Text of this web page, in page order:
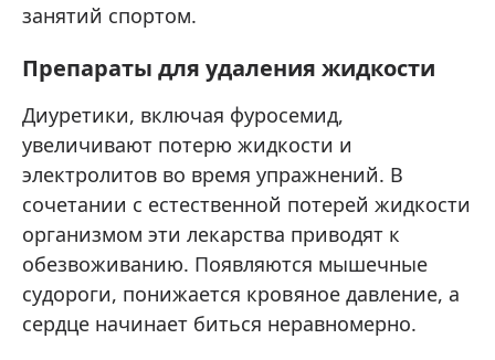
занятий спортом.
Препараты для удаления жидкости
Диуретики, включая фуросемид,
увеличивают потерю жидкости и
электролитов во время упражнений. В
сочетании с естественной потерей жидкости
организмом эти лекарства приводят к
обезвоживанию. Появляются мышечные
судороги, понижается кровяное давление, а
сердце начинает биться неравномерно.